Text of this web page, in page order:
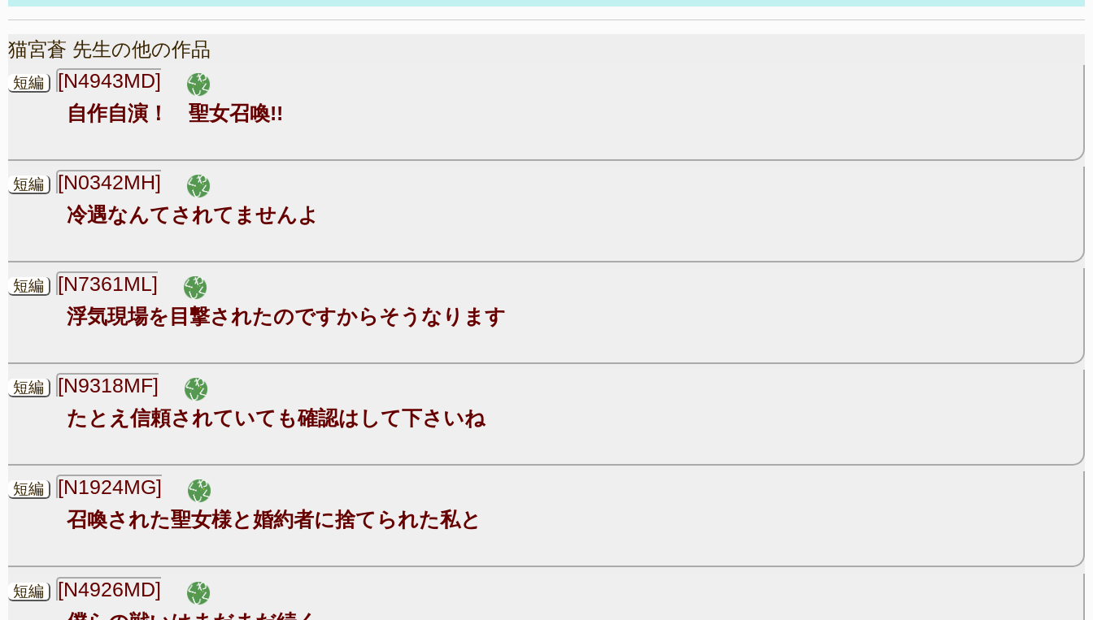
猫宮蒼 先生の他の作品
短編
[N4943MD]
自作自演！ 聖女召喚!!
短編
[N0342MH]
冷遇なんてされてませんよ
短編
[N7361ML]
浮気現場を目撃されたのですからそうなります
短編
[N9318MF]
たとえ信頼されていても確認はして下さいね
短編
[N1924MG]
召喚された聖女様と婚約者に捨てられた私と
短編
[N4926MD]